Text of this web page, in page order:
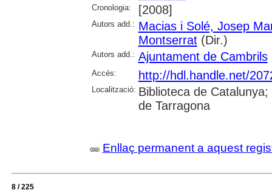
Cronologia: [2008]
Autors add.: Macias i Solé, Josep
Montserrat(Dir.)
Autors add.: Ajuntament de Cambrils
Accés: http://hdl.handle.net/
Localització: Biblioteca de
de Tarragona
Enllaç permanent a aquest
8 / 225